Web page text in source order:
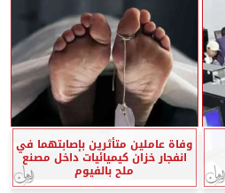
وفاة عاملين متأثرين بإصابتهما في
انفجار خزان كيميائيات داخل مصنع
ملح بالفيوم